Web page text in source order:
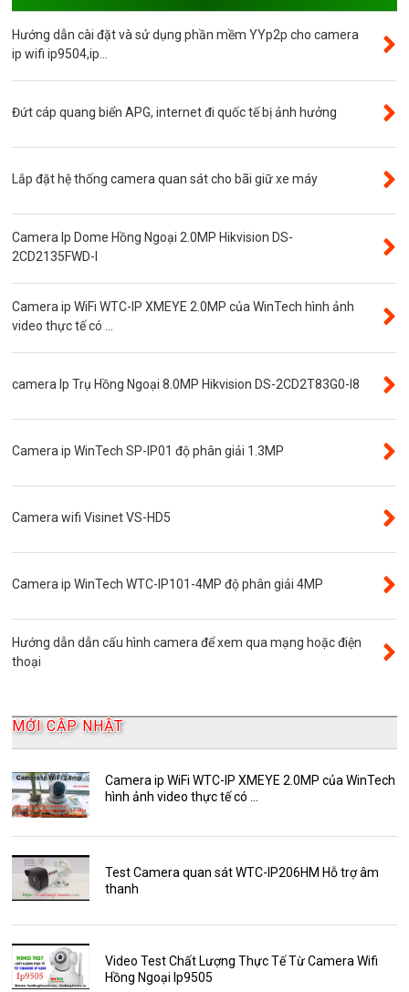
Máy bộ đàm
Bảng giá
Phụ kiện camera
Độ phân giải 3.0MP
Camera CVI WinTech
Camera ngụy trang
Đầu ghi camera ip
Giới thiệu
VR Camera
YooSee
AKwell
Bảng Báo Giá AKwell
Bộ Camera Quan sát
Camera Zoom
HDParagon
Phụ Kiện Điện Thoại AKwell
Pin Sạc dự phòng AKwell
Thông báo
Thẻ nhớ 16GB
Thẻ nhớ 32GB
Hướng dẫn cài đặt và sử dụng phần mềm YYp2p cho camera
ip wifi ip9504,ip...
Đứt cáp quang biển APG, internet đi quốc tế bị ảnh hưởng
Lắp đặt hệ thống camera quan sát cho bãi giữ xe máy
Camera Ip Dome Hồng Ngoại 2.0MP Hikvision DS-
2CD2135FWD-I
Camera ip WiFi WTC-IP XMEYE 2.0MP của WinTech hình ảnh
video thực tế có ...
camera Ip Trụ Hồng Ngoại 8.0MP Hikvision DS-2CD2T83G0-I8
Camera ip WinTech SP-IP01 độ phân giải 1.3MP
Camera wifi Visinet VS-HD5
Camera ip WinTech WTC-IP101-4MP độ phân giải 4MP
Hướng dẫn dẫn cấu hình camera để xem qua mạng hoặc điện
thoại
MỚI CẬP NHẬT
Camera ip WiFi WTC-IP XMEYE 2.0MP của WinTech
hình ảnh video thực tế có ...
Test Camera quan sát WTC-IP206HM Hỗ trợ âm
thanh
Video Test Chất Lượng Thực Tế Từ Camera Wifi
Hồng Ngoại Ip9505